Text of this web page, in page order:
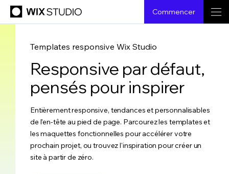
Commencer
Templates responsive Wix Studio
Responsive par défaut,
pensés pour inspirer
Entièrement responsive, tendances et personnalisables
de l'en-tête au pied de page. Parcourez les templates et
les maquettes fonctionnelles pour accélérer votre
prochain projet, ou trouvez l'inspiration pour créer un
site à partir de zéro.